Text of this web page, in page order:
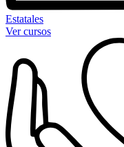
Estatales
Ver cursos